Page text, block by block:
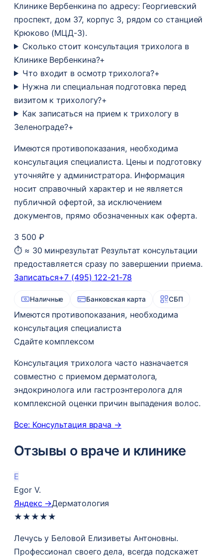
Клинике Вербенкина по адресу: Георгиевский
проспект, дом 37, корпус 3, рядом со станцией
Крюково (МЦД-3).
Сколько стоит консультация трихолога в
Клинике Вербенкина?+
Что входит в осмотр трихолога?+
Нужна ли специальная подготовка перед
визитом к трихологу?+
Как записаться на прием к трихологу в
Зеленограде?+
Имеются противопоказания, необходима
консультация специалиста. Цены и подготовку
уточняйте у администратора. Информация
носит справочный характер и не является
публичной офертой, за исключением
документов, прямо обозначенных как оферта.
3 500 ₽
⏱ ≈ 30 минрезультат Результат консультации
предоставляется сразу по завершении приема.
Записаться+7 (495) 122-21-78
Наличные Банковская карта СБП
Имеются противопоказания, необходима
консультация специалиста
Сдайте комплексом
Консультация трихолога часто назначается
совместно с приемом дерматолога,
эндокринолога или гастроэнтеролога для
комплексной оценки причин выпадения волос.
Все: Консультация врача →
Отзывы о враче и клинике
E
Egor V.
Яндекс →Дерматология
★ ★ ★ ★ ★
Лечусь у Беловой Елизиветы Антоновны.
Профессионал своего дела, всегда подскажет